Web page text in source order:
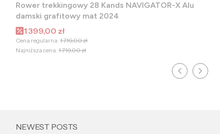
Rower trekkingowy 28 Kands NAVIGATOR-X Alu
damski grafitowy mat 2024
Cena promocyjna
1 399,00 zł
Cena regularna: 1 719,00 zł
Najniższa cena: 1 719,00 zł
NEWEST POSTS